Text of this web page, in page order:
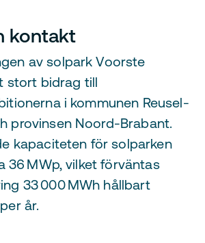
kontakt
av solpark Voorste
stort bidrag till
i kommunen Reusel-
provinsen Noord-Brabant.
kapaciteten för solparken
36 MWp, vilket förväntas
33 000 MWh hållbart
år.